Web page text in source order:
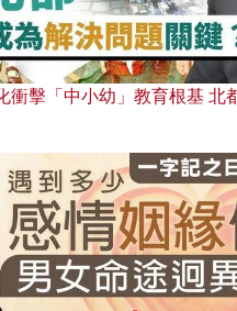
衝擊「中小幼」教育根基 北